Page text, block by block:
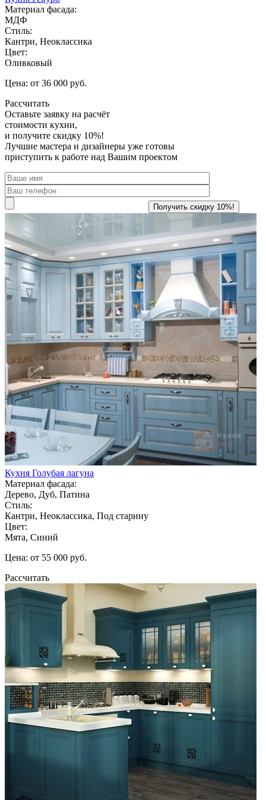
Материал фасада:
МДФ
Стиль:
Кантри, Неоклассика
Цвет:
Оливковый
Цена: от 36 000 руб.
Рассчитать
Оставьте заявку на расчёт
стоимости кухни,
и получите скидку 10%!
Лучшие мастера и дизайнеры уже готовы
приступить к работе над Вашим проектом
Кухня Голубая лагуна
Материал фасада:
Дерево, Дуб, Патина
Стиль:
Кантри, Неоклассика, Под старину
Цвет:
Мята, Синий
Цена: от 55 000 руб.
Рассчитать